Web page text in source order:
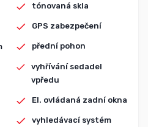
tónovaná skla
GPS zabezpečení
přední pohon
vyhřívání sedadel
vpředu
El. ovládaná zadní okna
vyhledávací systém